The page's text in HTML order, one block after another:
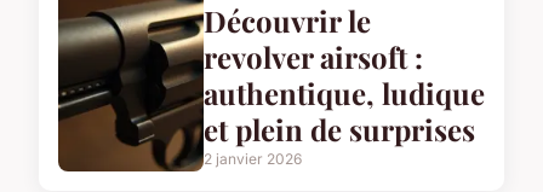
Découvrir le
revolver airsoft :
authentique, ludique
et plein de surprises
2 janvier 2026